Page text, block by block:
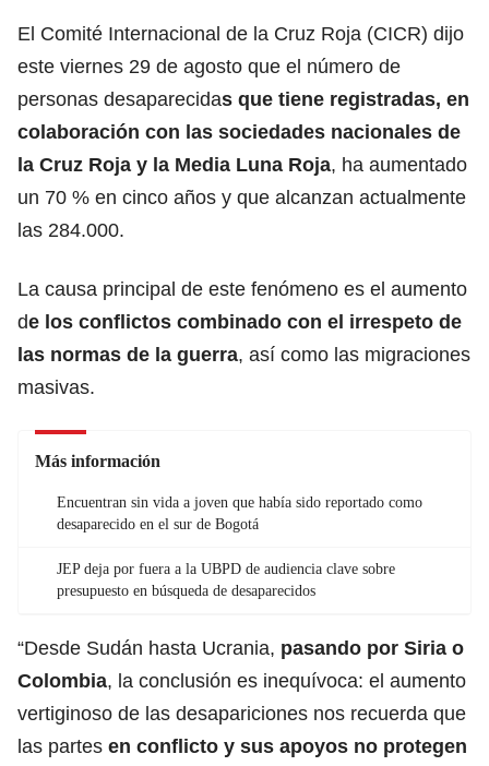
El Comité Internacional de la Cruz Roja (CICR) dijo
este viernes 29 de agosto que el número de
personas desaparecidas que tiene registradas, en
colaboración con las sociedades nacionales de
la Cruz Roja y la Media Luna Roja, ha aumentado
un 70 % en cinco años y que alcanzan actualmente
las 284.000.
La causa principal de este fenómeno es el aumento
de los conflictos combinado con el irrespeto de
las normas de la guerra, así como las migraciones
masivas.
Más información
Encuentran sin vida a joven que había sido reportado como
desaparecido en el sur de Bogotá
JEP deja por fuera a la UBPD de audiencia clave sobre
presupuesto en búsqueda de desaparecidos
“Desde Sudán hasta Ucrania, pasando por Siria o
Colombia, la conclusión es inequívoca: el aumento
vertiginoso de las desapariciones nos recuerda que
las partes en conflicto y sus apoyos no protegen